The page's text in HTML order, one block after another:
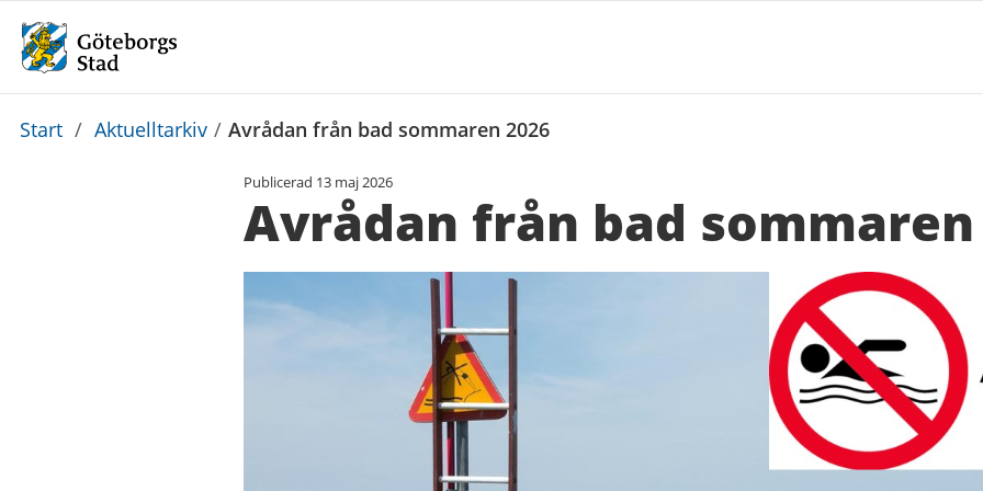
Du
Start / Aktuelltarkiv / Avrådan från bad sommaren 2026
Publicerad 13 maj 2026
Avrådan från bad sommaren